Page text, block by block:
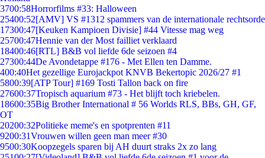
3700:58Horrorfilms #33: Halloween
25400:52[AMV] VS #1312 spammers van de internationale rechtsorde
17300:47[Keuken Kampioen Divisie] #44 Vitesse mag weg
25700:47Hennie van der Most failliet verklaard
18400:46[RTL] B&B vol liefde 6de seizoen #4
27300:44De Avondetappe #176 - Met Ellen ten Damme.
400:40Het gezellige Eurojackpot KNVB Bekertopic 2026/27 #1
5800:39[ATP Tour] #169 Tosti Tallon back on fire
27600:37Tropisch aquarium #73 - Het blijft toch kriebelen.
18600:35Big Brother International # 56 Worlds RLS, BBs, GH, GF,
OT
20200:32Politieke meme's en spotprenten #11
9200:31Vrouwen willen geen man meer #30
9500:30Koopzegels sparen bij AH duurt straks 2x zo lang